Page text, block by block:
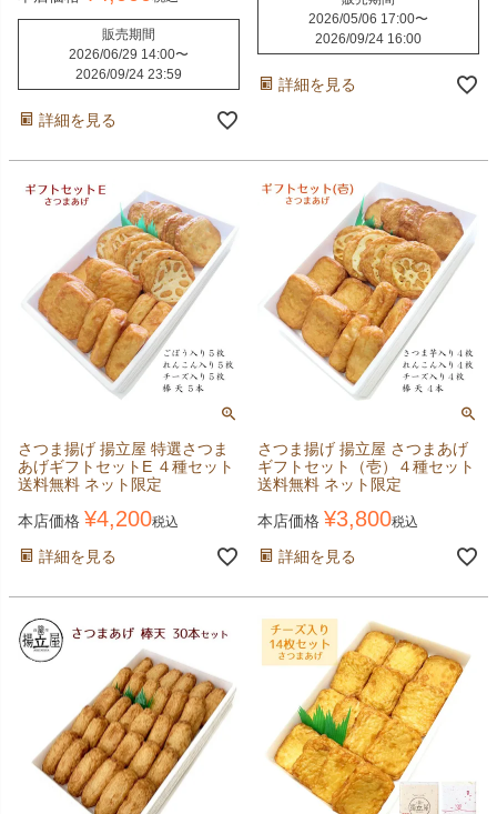
販売期間
2026/06/29 14:00〜
2026/09/24 23:59
詳細を見る
2026/05/06 17:00〜
2026/09/24 16:00
詳細を見る
さつま揚げ 揚立屋 特選さつま
あげギフトセットE ４種セット
送料無料 ネット限定
本店価格 ¥4,200税込
詳細を見る
さつま揚げ 揚立屋 さつまあげ
ギフトセット（壱）４種セット
送料無料 ネット限定
本店価格 ¥3,800税込
詳細を見る